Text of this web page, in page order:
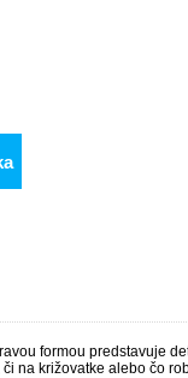
formou predstavuje
na križovatke alebo čo